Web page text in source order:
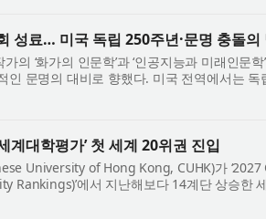
성료… 미국 독립 250주년·문명 충돌
의 ‘화가의 인문학’과 ‘인공지능과 미래인문
인 문명의 대비로 향했다. 미국 전역에서는
서는 ...
계대학평가’ 첫 세계 20위권 진입
University of Hong Kong, CUHK)가
Rankings)’에서 지난해보다 14계단 상승한
번 성과는 졸업생 평판도...